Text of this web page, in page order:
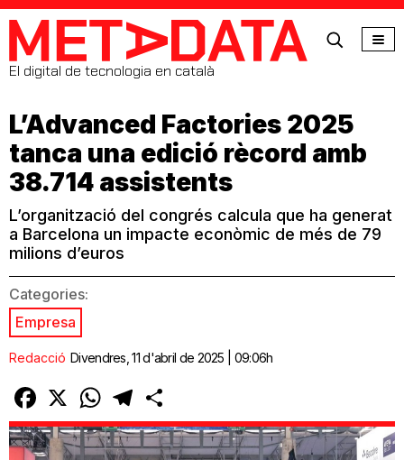
MetaData
El digital de tecnologia en català
L’Advanced Factories 2025
tanca una edició rècord amb
38.714 assistents
L’organització del congrés calcula que ha generat
a Barcelona un impacte econòmic de més de 79
milions d’euros
Categories:
Empresa
Redacció Divendres, 11 d'abril de 2025 | 09:06h
Facebook
X WhatsAppTelegram